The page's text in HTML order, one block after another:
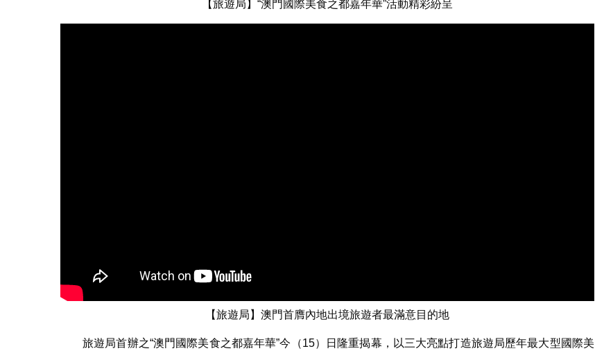
經濟財政司司長李偉農出席“澳門國際美食之都嘉年華”開幕式
【旅遊局】“澳門國際美食之都嘉年華”活動精彩紛呈
【旅遊局】澳門首膺內地出境旅遊者最滿意目的地
旅遊局首辦之“澳門國際美食之都嘉年華”今（15）日隆重揭幕，以三大亮點打造旅遊局歷年最大型國際美